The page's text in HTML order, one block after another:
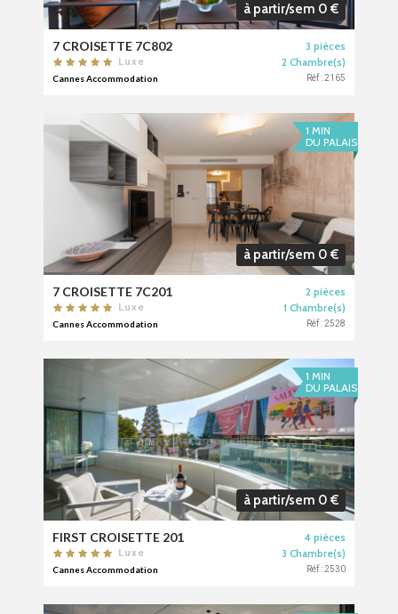
à partir/sem 0 €
7 CROISETTE 7C802 3 pièces
Luxe 2 Chambre(s)
Cannes Accommodation Réf : 2165
1 MIN
DU PALAIS
à partir/sem 0 €
7 CROISETTE 7C201 2 pièces
Luxe 1 Chambre(s)
Cannes Accommodation Réf : 2528
1 MIN
DU PALAIS
à partir/sem 0 €
FIRST CROISETTE 201 4 pièces
Luxe 3 Chambre(s)
Cannes Accommodation Réf : 2530